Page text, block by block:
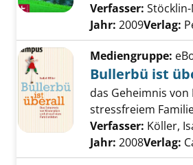
Verfasser:
Jahr: 2009Verlag:
Mediengruppe:
Bullerbü ist
das Geheimnis
stressfreiem
Verfasser: Köller,
Jahr: 2008Verlag: